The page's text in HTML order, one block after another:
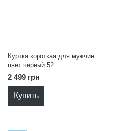
Куртка короткая для мужчин
цвет черный 52
2 499 грн
Купить